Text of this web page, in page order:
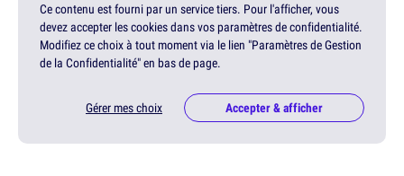
Ce contenu est fourni par un service tiers. Pour l'afficher, vous
devez accepter les cookies dans vos paramètres de confidentialité.
Modifiez ce choix à tout moment via le lien "Paramètres de Gestion
de la Confidentialité" en bas de page.
Gérer mes choix Accepter & afficher